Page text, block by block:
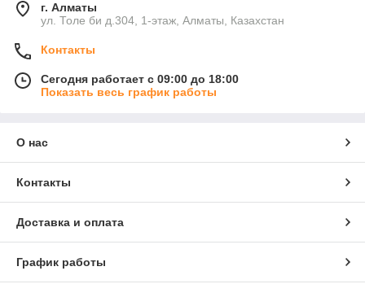
г. Алматы
ул. Толе би д.304, 1-этаж, Алматы, Казахстан
Контакты
Сегодня работает с 09:00 до 18:00
Показать весь график работы
О нас
Контакты
Доставка и оплата
График работы